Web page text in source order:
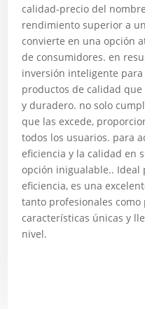
calidad-precio del
rendimiento superior a
convierte en una opción
de consumidores. en
inversión inteligente
productos de calidad
y duradero. no solo
que las excede,
todos los usuarios. para
eficiencia y la calidad en
opción inigualable.. Ideal
eficiencia, es una
tanto profesionales como
características únicas y
nivel.